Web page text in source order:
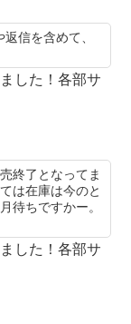
信を含めて、
した！各部サ
終了となってま
は在庫は今のと
待ちですかー。
した！各部サ